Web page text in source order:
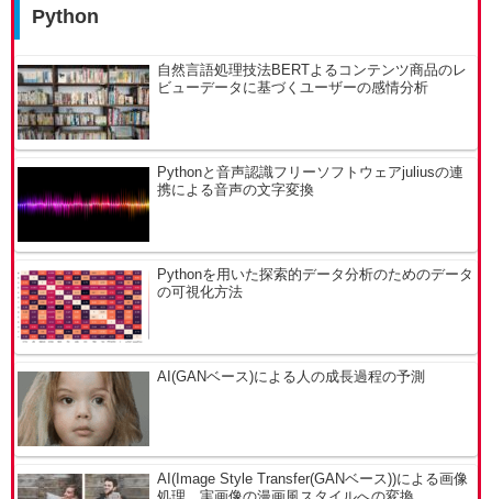
Python
自然言語処理技法BERTよるコンテンツ商品のレ
ビューデータに基づくユーザーの感情分析
Pythonと音声認識フリーソフトウェアjuliusの連
携による音声の文字変換
Pythonを用いた探索的データ分析のためのデータ
の可視化方法
AI(GANベース)による人の成長過程の予測
AI(Image Style Transfer(GANベース))による画像